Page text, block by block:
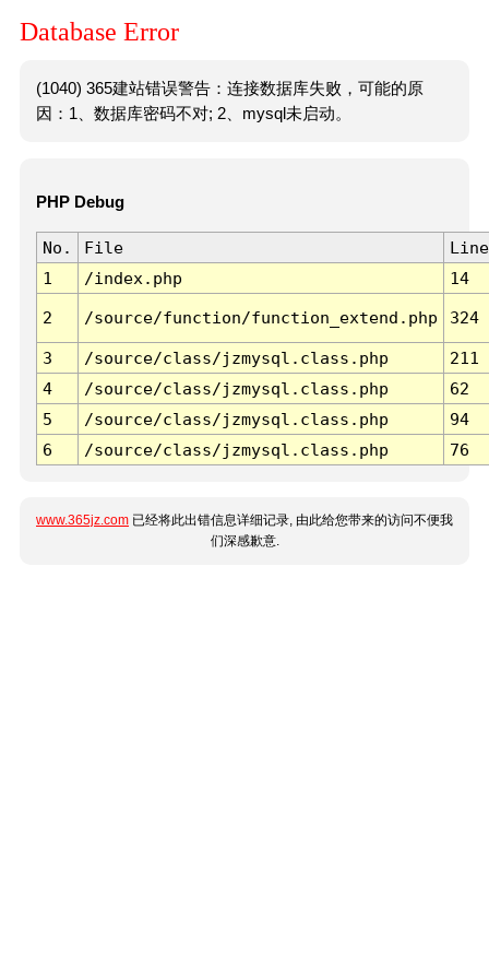
Database Error
(1040) 365建站错误警告：连接数据库失败，可能的原
因：1、数据库密码不对; 2、mysql未启动。
PHP Debug
No. File
Line
1
/index.php 14
2 /source/function/function_extend.php 324
3 /source/class/jzmysql.class.php
211
4
/source/class/jzmysql.class.php
62
5
/source/class/jzmysql.class.php
94
6
/source/class/jzmysql.class.php 76
www.365jz.com 已经将此出错信息详细记录, 由此给您带来的访问不便我
们深感歉意.